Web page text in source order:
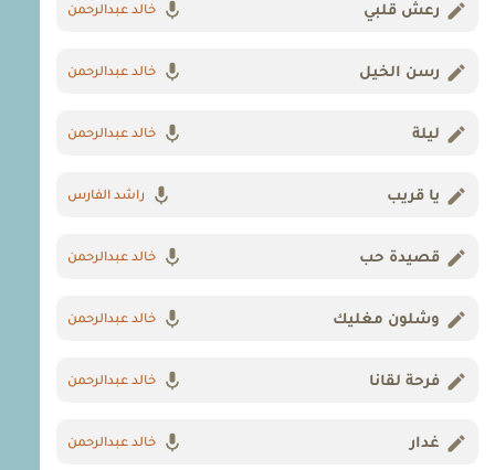
رعش قلبي خالد عبدالرحمن
رسن الخيل خالد عبدالرحمن
ليلة خالد عبدالرحمن
يا قريب راشد الفارس
قصيدة حب خالد عبدالرحمن
وشلون مغليك خالد عبدالرحمن
فرحة لقانا خالد عبدالرحمن
غدار خالد عبدالرحمن